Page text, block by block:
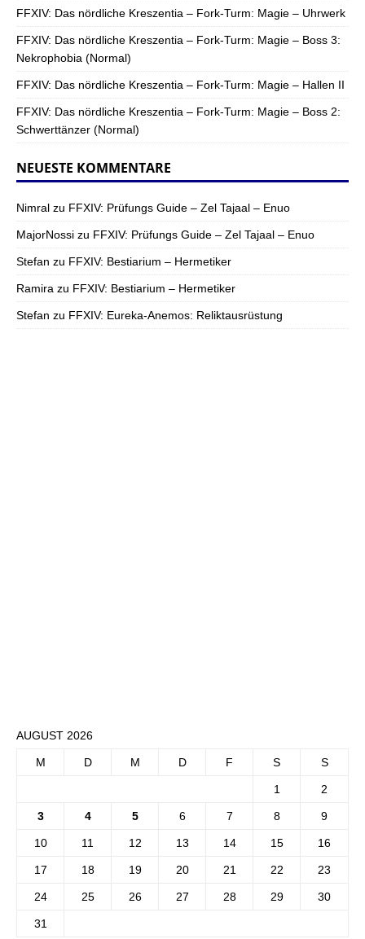
FFXIV: Das nördliche Kreszentia – Fork-Turm: Magie – Uhrwerk
FFXIV: Das nördliche Kreszentia – Fork-Turm: Magie – Boss 3:
Nekrophobia (Normal)
FFXIV: Das nördliche Kreszentia – Fork-Turm: Magie – Hallen II
FFXIV: Das nördliche Kreszentia – Fork-Turm: Magie – Boss 2:
Schwerttänzer (Normal)
NEUESTE KOMMENTARE
Nimral zu FFXIV: Prüfungs Guide – Zel Tajaal – Enuo
MajorNossi zu FFXIV: Prüfungs Guide – Zel Tajaal – Enuo
Stefan zu FFXIV: Bestiarium – Hermetiker
Ramira zu FFXIV: Bestiarium – Hermetiker
Stefan zu FFXIV: Eureka-Anemos: Reliktausrüstung
AUGUST 2026
M D M D F S S
1 2
3 4 5 6 7 8 9
10 11 12 13 14 15 16
17 18 19 20 21 22 23
24 25 26 27 28 29 30
31